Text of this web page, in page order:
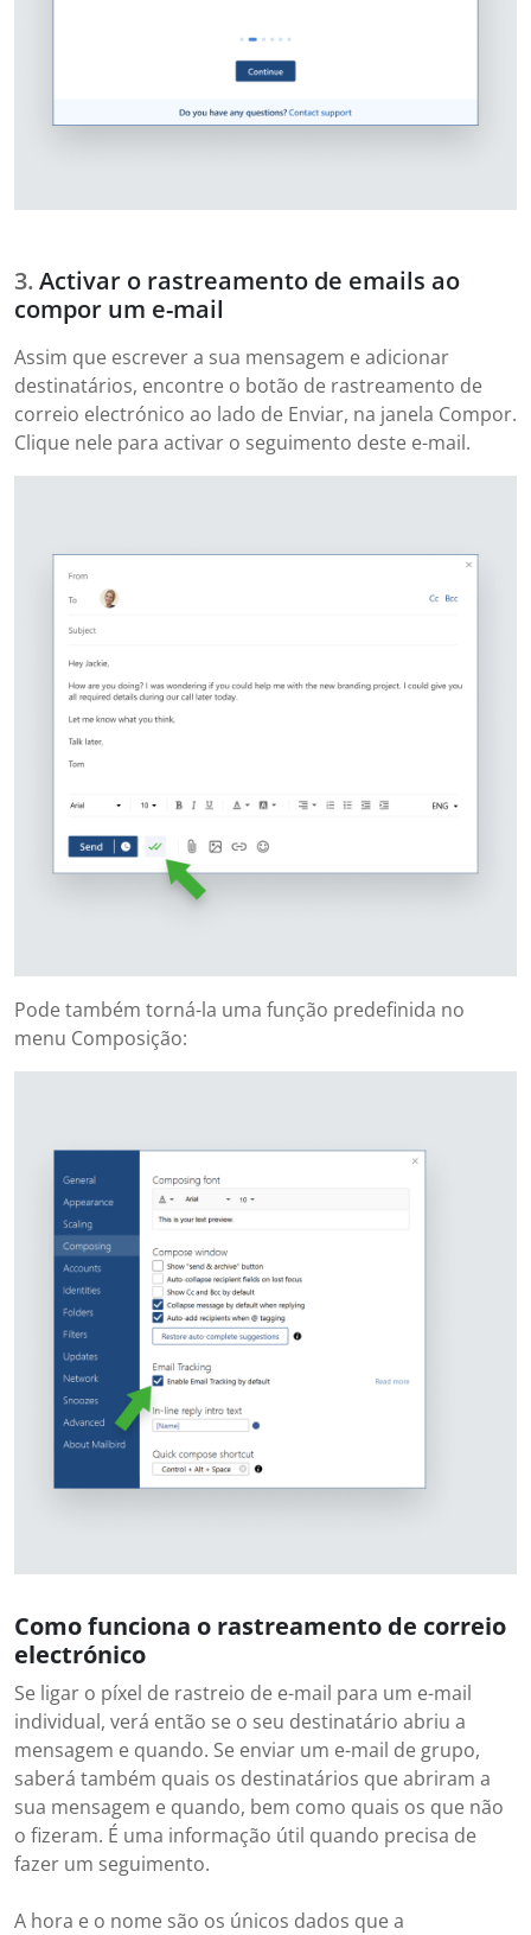
Activar o rastreamento de emails ao
compor um e-mail
Assim que escrever a sua mensagem e adicionar
destinatários, encontre o botão de rastreamento de
correio electrónico ao lado de Enviar, na janela Compor.
Clique nele para activar o seguimento deste e-mail.
Pode também torná-la uma função predefinida no
menu Composição:
Como funciona o rastreamento de correio
electrónico
Se ligar o píxel de rastreio de e-mail para um e-mail
individual, verá então se o seu destinatário abriu a
mensagem e quando. Se enviar um e-mail de grupo,
saberá também quais os destinatários que abriram a
sua mensagem e quando, bem como quais os que não
o fizeram. É uma informação útil quando precisa de
fazer um seguimento.
A hora e o nome são os únicos dados que a